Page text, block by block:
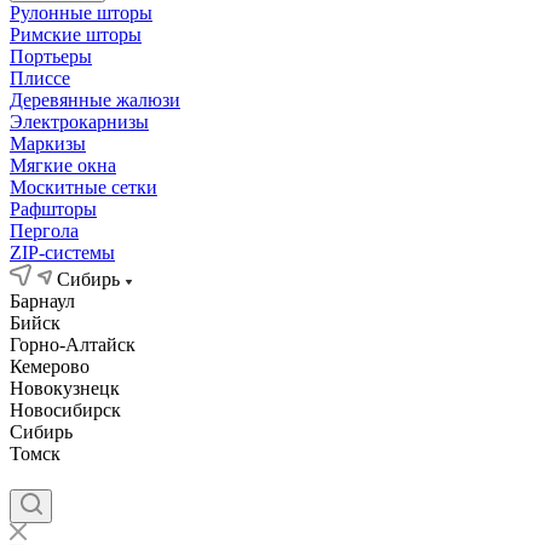
Рулонные шторы
Римские шторы
Портьеры
Плиссе
Деревянные жалюзи
Электрокарнизы
Маркизы
Мягкие окна
Москитные сетки
Рафшторы
Пергола
ZIP-системы
Сибирь
Барнаул
Бийск
Горно-Алтайск
Кемерово
Новокузнецк
Новосибирск
Сибирь
Томск